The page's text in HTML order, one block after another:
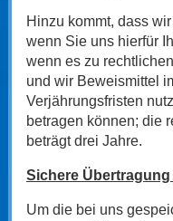
Hinzu kommt, dass
wenn Sie uns hierfür
wenn es zu
und wir Beweismittel
Verjährungsfristen
betragen können; die
beträgt drei Jahre.
Sichere Übertragung
Um die bei uns